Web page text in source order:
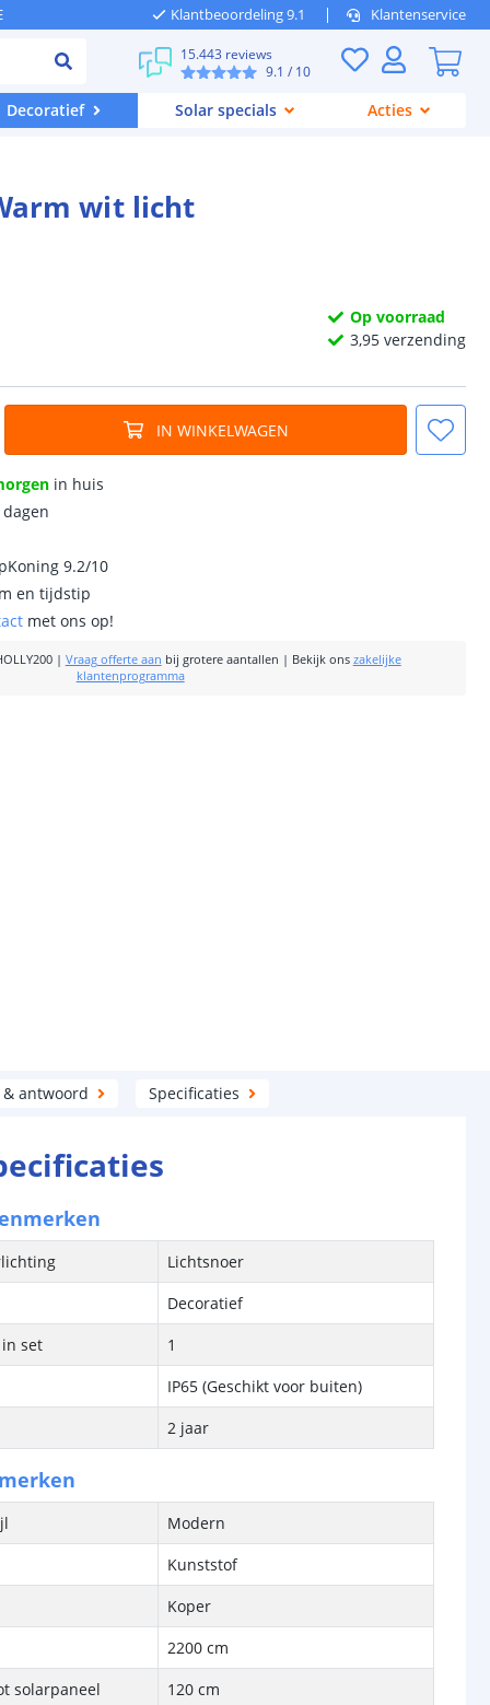
Klantbeoordeling 9.1 Klantenservice
15.443 reviews
9.1 / 10
Decoratief Solar specials Acties
wit licht
Op voorraad
3,95 verzending
IN WINKELWAGEN
in huis
9.2/10
en tijdstip
met ons op!
| Vraag offerte aan bij grotere aantallen | Bekijk ons zakelijke
klantenprogramma
& antwoord Specificaties
Lichtsnoer
Decoratief
set
1
IP65 (Geschikt voor buiten)
2 jaar
Modern
Kunststof
Koper
2200 cm
solarpaneel
120 cm